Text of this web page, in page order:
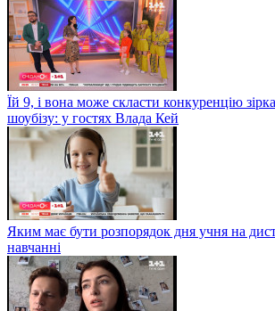
Їй 9, і вона може скласти конкуренцію
шоубізу: у гостях Влада Кей
Яким має бути розпорядок дня учня на
навчанні